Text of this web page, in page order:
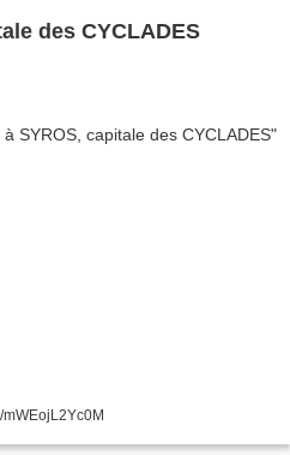
des CYCLADES